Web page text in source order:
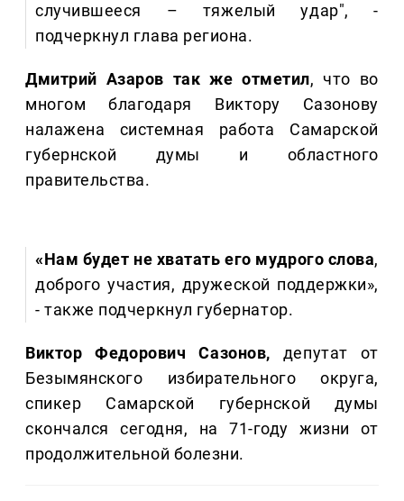
случившееся – тяжелый удар", -
подчеркнул глава региона.
Дмитрий Азаров так же отметил, что во
многом благодаря Виктору Сазонову
налажена системная работа Самарской
губернской думы и областного
правительства.
«Нам будет не хватать его мудрого слова,
доброго участия, дружеской поддержки»,
- также подчеркнул губернатор.
Виктор Федорович Сазонов, депутат от
Безымянского избирательного округа,
спикер Самарской губернской думы
скончался сегодня, на 71-году жизни от
продолжительной болезни.